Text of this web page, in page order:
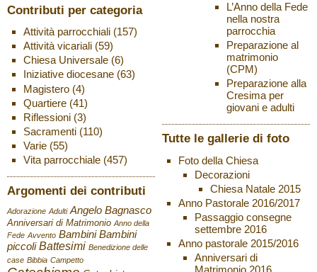
Contributi per categoria
Attività parrocchiali(157)
Attività vicariali(59)
Chiesa Universale(6)
Iniziative diocesane(63)
Magistero(4)
Quartiere(41)
Riflessioni(3)
Sacramenti(110)
Varie(55)
Vita parrocchiale(457)
Argomenti dei contributi
Adorazione Adulti Angelo Bagnasco
Anniversari di Matrimonio Anno della
Fede Avvento Bambini Bambini
piccoli Battesimi Benedizione delle
case Bibbia Campetto
L’Anno della Fede
nella nostra
parrocchia
Preparazione al
matrimonio
(CPM)
Preparazione alla
Cresima per
giovani e adulti
Tutte le gallerie di foto
Foto della Chiesa
Decorazioni
Chiesa Natale 2015
Anno Pastorale 2016/2017
Passaggio consegne
settembre 2016
Anno pastorale 2015/2016
Anniversari di